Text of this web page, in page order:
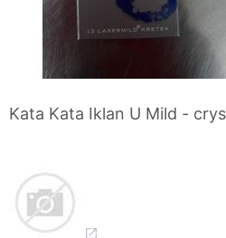
Kata Kata Iklan U Mild -